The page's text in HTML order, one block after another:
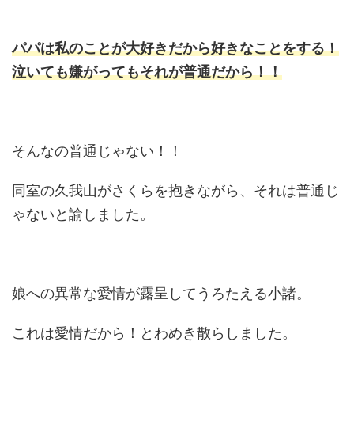
パパは私のことが大好きだから好きなことをする！
泣いても嫌がってもそれが普通だから！！
そんなの普通じゃない！！
同室の久我山がさくらを抱きながら、それは普通じ
ゃないと諭しました。
娘への異常な愛情が露呈してうろたえる小諸。
これは愛情だから！とわめき散らしました。